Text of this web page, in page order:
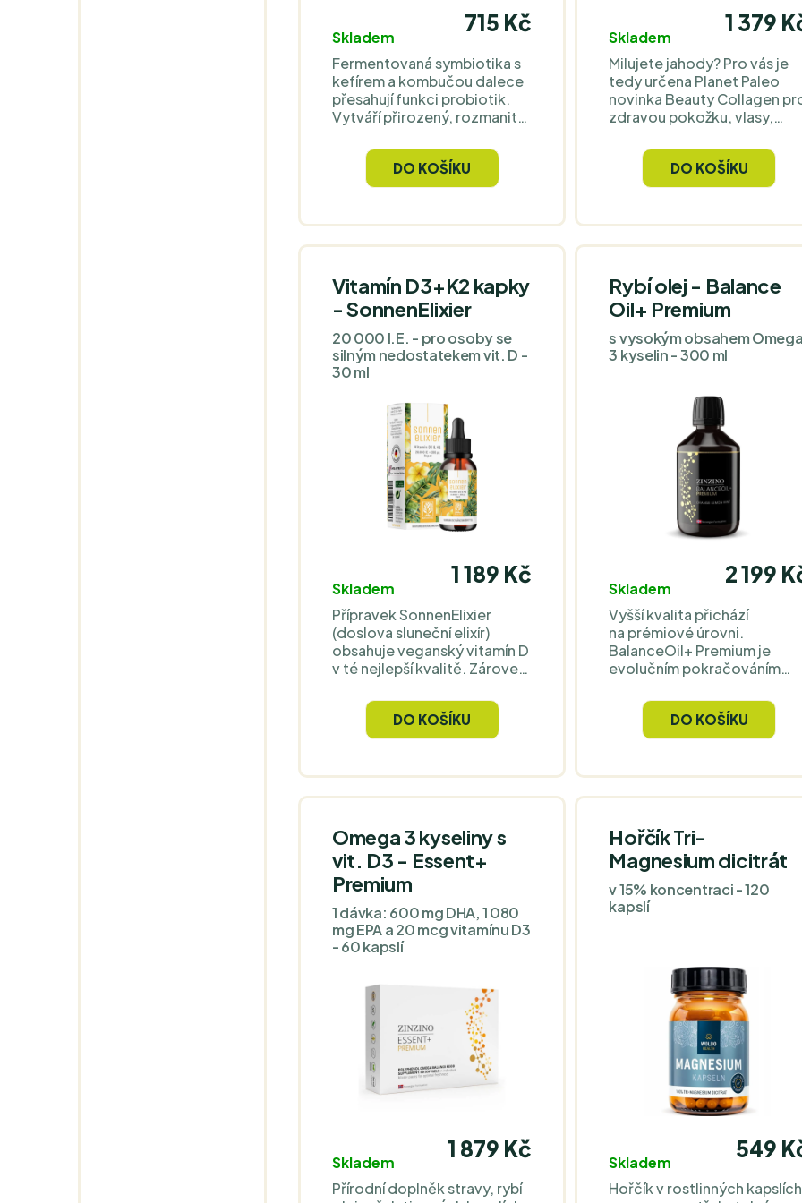
Skladem
715 Kč
Fermentovaná symbiotika s
kefírem a kombučou dalece
přesahují funkci probiotik.
Vytváří přirozený, rozmanitý
kmeny prospěšných mikrobů
a živin, které vyživují trávicí
mikroflóru. Nejde o to, kolik
dostanete ve formě izolátu,
ale jaký terén vytvoříte pro
DO KOŠÍKU
Skladem
1 379
Milujete jahody? Pro vás je
tedy určena Planet Paleo
novinka Beauty Collagen
zdravou pokožku, vlasy,
směs mořského kolagenu s
certifikátem MSC má
osvěžující příchuť klasického
DO KOŠÍKU
Vitamín D3+K2 kapky
- SonnenElixier
20 000 I.E. - pro osoby se
silným nedostatekem vit. D -
30 ml
Skladem
1 189 Kč
Přípravek SonnenElixier
(doslova sluneční elixír)
obsahuje veganský vitamín D
v té nejlepší kvalitě. Zároveň
biologickou dostupností,
díky MCT oleji a vitamínu K2.
Tyto kapky obsahují nejvyšší
- užívejte 4 kapky 1 x za 20
dní.
DO KOŠÍKU
Rybí olej - Balance
Oil+ Premium
s vysokým obsahem Omega
3 kyselin - 300 ml
Skladem
2 199
Vyšší kvalita přichází
na prémiové úrovni.
BalanceOil+ Premium je
evolučním pokračováním
pro rovnováhu polyfenolů
a omega kyselin.
DO KOŠÍKU
Omega 3 kyseliny s
vit. D3 - Essent+
Premium
1 dávka: 600 mg DHA, 1 080
mg EPA a 20 mcg vitamínu D3
- 60 kapslí
Skladem
1 879 Kč
Přírodní doplněk stravy, rybí
Hořčík Tri-
Magnesium dicitrát
v 15% koncentraci - 120
kapslí
Skladem
549
Hořčík v rostlinných kapslích